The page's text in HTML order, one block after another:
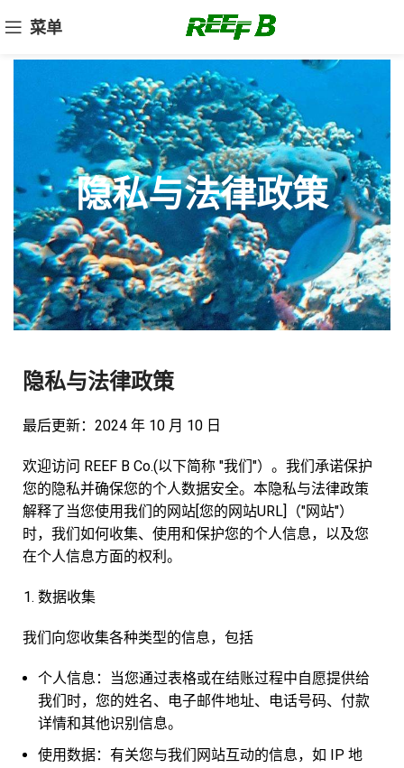
菜单
隐私与法律政策
隐私与法律政策
最后更新：2024 年 10 月 10 日
欢迎访问 REEF B Co.(以下简称 "我们"）。我们承诺保护
您的隐私并确保您的个人数据安全。本隐私与法律政策
解释了当您使用我们的网站[您的网站URL]（"网站"）
时，我们如何收集、使用和保护您的个人信息，以及您
在个人信息方面的权利。
数据收集
我们向您收集各种类型的信息，包括
个人信息：当您通过表格或在结账过程中自愿提供给
我们时，您的姓名、电子邮件地址、电话号码、付款
详情和其他识别信息。
使用数据：有关您与我们网站互动的信息，如 IP 地